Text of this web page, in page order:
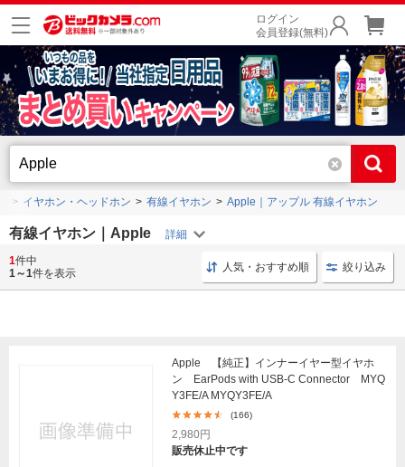
ログイン
会員登録(無料)
イヤホン・ヘッドホン 有線イヤホン Apple｜アップル 有線イヤホン
有線イヤホン｜Apple
有線イヤホン 3.5mm ステレオイヤホン ハンズフリー通話
1件中
1～1件を表示 人気・おすすめ順 絞り込み
Apple 【純正】インナーイヤー型イヤホ
ン EarPods with USB-C Connector MYQ
Y3FE/A MYQY3FE/A
(166)
2,980円
販売休止中です